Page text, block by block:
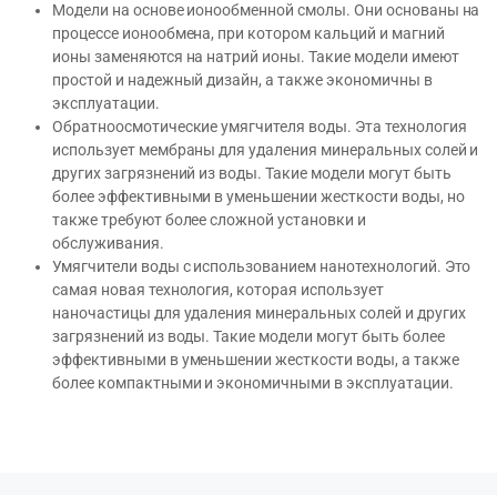
Модели на основе ионообменной смолы. Они основаны на
процессе ионообмена, при котором кальций и магний
ионы заменяются на натрий ионы. Такие модели имеют
простой и надежный дизайн, а также экономичны в
эксплуатации.
Обратноосмотические умягчителя воды. Эта технология
использует мембраны для удаления минеральных солей и
других загрязнений из воды. Такие модели могут быть
более эффективными в уменьшении жесткости воды, но
также требуют более сложной установки и
обслуживания.
Умягчители воды с использованием нанотехнологий. Это
самая новая технология, которая использует
наночастицы для удаления минеральных солей и других
загрязнений из воды. Такие модели могут быть более
эффективными в уменьшении жесткости воды, а также
более компактными и экономичными в эксплуатации.